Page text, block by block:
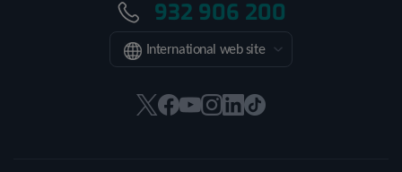
932 906 200
International web site
EsteEsteEsteEsteEsteEnlace